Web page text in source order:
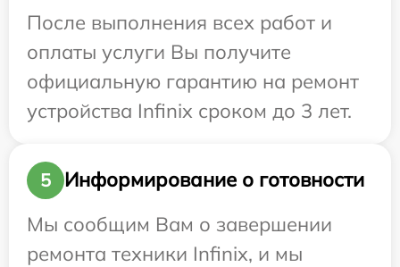
После выполнения всех работ и
оплаты услуги Вы получите
официальную гарантию на ремонт
устройства Infinix сроком до 3 лет.
5
Информирование о готовности
Мы сообщим Вам о завершении
ремонта техники Infinix, и мы